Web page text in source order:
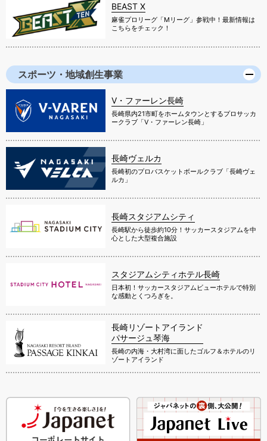
BEAST X
麻雀プロリーグ「Mリーグ」参戦中！最新情報は
こちらをチェック！
スポーツ・地域創生事業
V・ファーレン長崎
長崎県内21市町をホームタウンとするプロサッカ
ークラブ「V・ファーレン長崎」
長崎ヴェルカ
長崎初のプロバスケットボールクラブ「長崎ヴェ
ルカ」
長崎スタジアムシティ
長崎駅から徒歩約10分！サッカースタジアムを中
心とした大型複合施設
スタジアムシティホテル長崎
日本初！サッカースタジアムビューホテルで特別
な感動とくつろぎを。
長崎リゾートアイランド
パサージュ琴海
長崎の内海・大村湾に面したゴルフ＆ホテルのリ
ゾートアイランド